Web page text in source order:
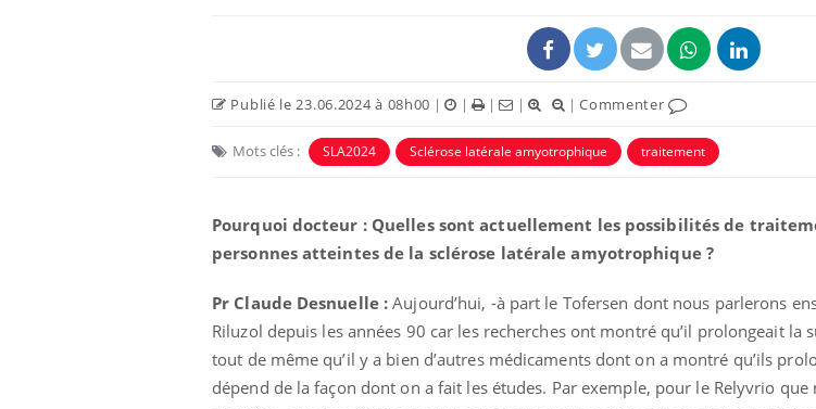
Publié le 23.06.2024 à 08h00 | | | | |Commenter
Mots clés : SLA2024 Sclérose latérale amyotrophique traitement
Pourquoi docteur : Quelles sont actuellement les possibilités de
personnes atteintes de la sclérose latérale amyotrophique ?
Pr Claude Desnuelle : Aujourd’hui, -à part le Tofersen dont nous parlerons
Riluzol depuis les années 90 car les recherches ont montré qu’il prolongeait la
tout de même qu’il y a bien d’autres médicaments dont on a montré qu’ils
dépend de la façon dont on a fait les études. Par exemple, pour le Relyvrio que